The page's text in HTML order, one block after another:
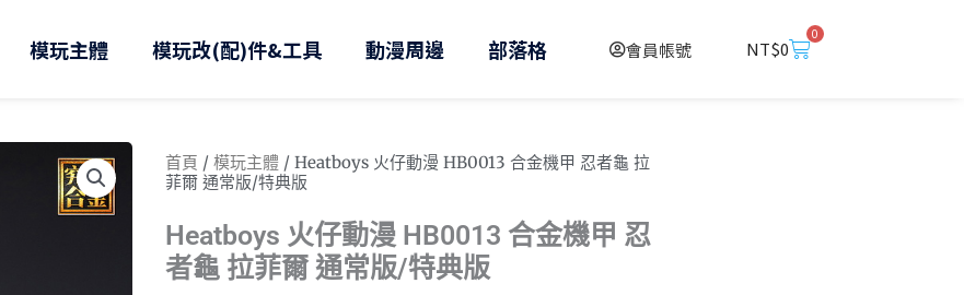
模玩主體 模玩改(配)件&工具 動漫周邊 部落格 會員帳號 NT$0
0
購
物
首頁 / 模玩主體 / Heatboys 火仔動漫 HB0013 合金機甲 忍者龜 拉
菲爾 通常版/特典版
Heatboys 火仔動漫 HB0013 合金機甲 忍
者龜 拉菲爾 通常版/特典版